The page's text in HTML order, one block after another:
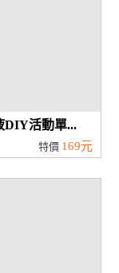
DIY活動單...
特價 169元